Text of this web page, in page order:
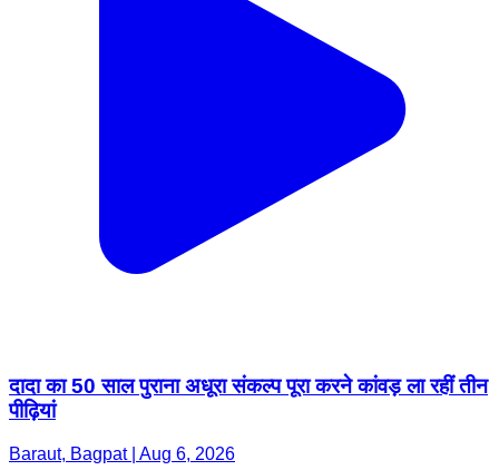
दादा का 50 साल पुराना अधूरा संकल्प पूरा करने कांवड़ ला रहीं तीन
पीढ़ियां
Baraut, Bagpat | Aug 6, 2026